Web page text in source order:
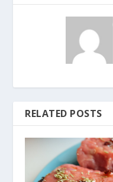
RELATED POSTS